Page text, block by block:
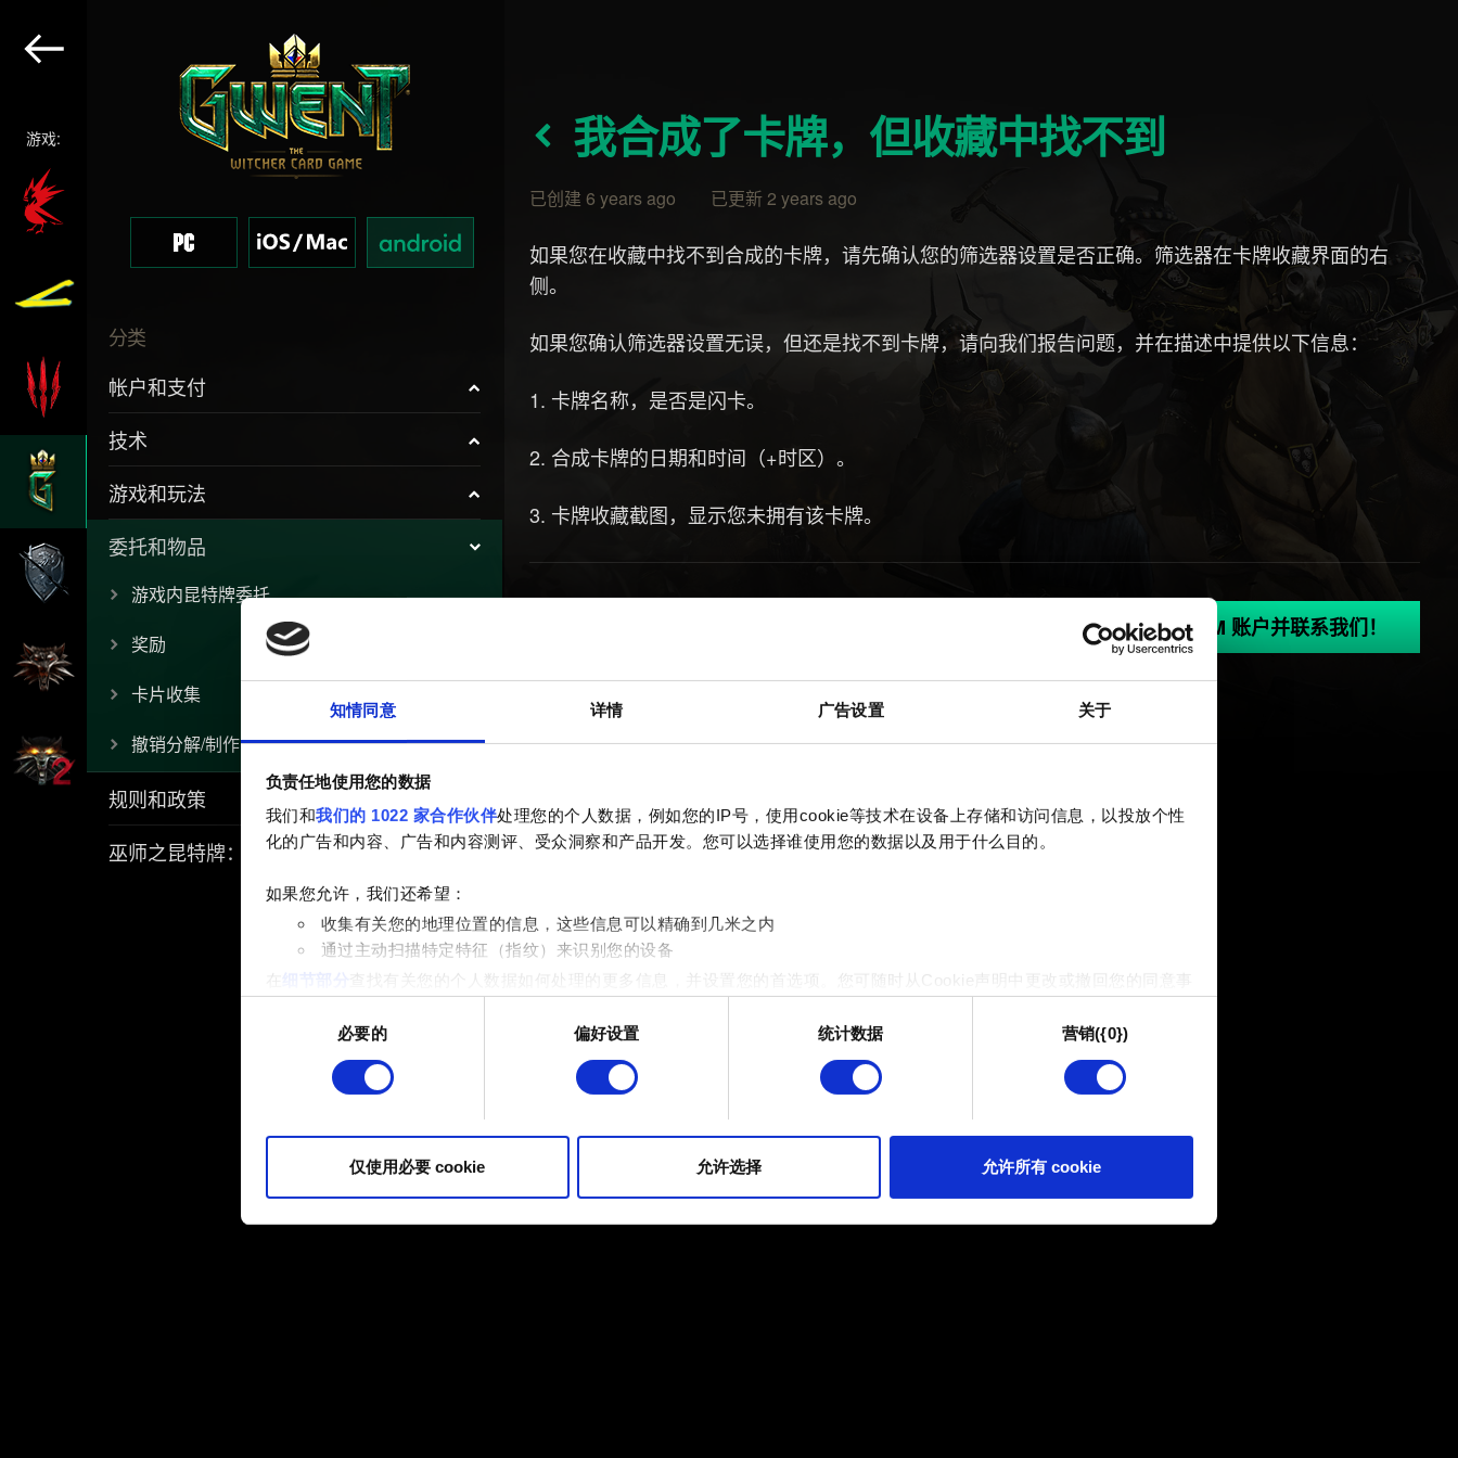
知情同意 详情 广告设置 关于
负责任地使用您的数据
我们和我们的 1022 家合作伙伴处理您的个人数据，例如您的IP号，使用cookie等技术在设备上存储和访问信息，以投放个性
化的广告和内容、广告和内容测评、受众洞察和产品开发。您可以选择谁使用您的数据以及用于什么目的。
如果您允许，我们还希望：
收集有关您的地理位置的信息，这些信息可以精确到几米之内
通过主动扫描特定特征（指纹）来识别您的设备
在
细节部分
查找有关您的个人数据如何处理的更多信息，并设置您的首选项。您可随时从Cookie声明中更改或撤回您的同意事
部分需要使用 Cookies 的是为了让网站功能可用，而另一部分是非强制性的，可以为我们提供技术和内容相关的反馈，以便
网站将更好地服务于您。例如帮助我们在社交媒体上发现您，提供一些您可能会感兴趣的东西，我们偶尔也可能与我们的合作
您可以在下面的"设置"菜单中找到有关我们使用 Cookie 的所有详细信息，并调整您对 Cookie 的偏好。一旦您了解了其中的
必要的 偏好设置 统计数据 营销({0})
仅使用必要 cookie 允许选择 允许所有 cookie
游戏:
分类
帐户和支付
技术
游戏和玩法
委托和物品
游戏内昆特牌委托
奖励
卡片收集
撤销分解/制作
规则和政策
巫师之昆特牌：流浪法师
我合成了卡牌，但收藏中找不到
已创建 6 years ago 已更新 2 years ago
如果您在收藏中找不到合成的卡牌，请先确认您的筛选器设置是否正确。筛选器在卡牌收藏界面的右
侧。
如果您确认筛选器设置无误，但还是找不到卡牌，请向我们报告问题，并在描述中提供以下信息：
1. 卡牌名称，是否是闪卡。
2. 合成卡牌的日期和时间（+时区）。
3. 卡牌收藏截图，显示您未拥有该卡牌。
登录您的 GOG.COM 账户并联系我们！